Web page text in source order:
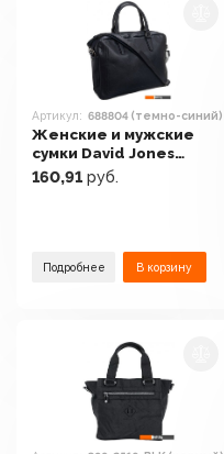
Артикул: 688804 (темно-синий)
Женские и мужские
сумки David Jones
688804 (темно-синий)
160,91 руб.
Подробнее В корзину